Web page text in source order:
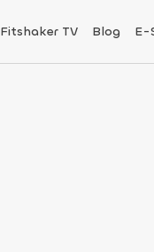
Fitshaker TV Blog E-